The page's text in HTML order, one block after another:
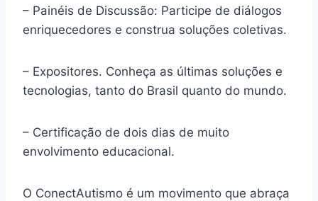
– Painéis de Discussão: Participe de diálogos
enriquecedores e construa soluções coletivas.
– Expositores. Conheça as últimas soluções e
tecnologias, tanto do Brasil quanto do mundo.
– Certificação de dois dias de muito
envolvimento educacional.
O ConectAutismo é um movimento que abraça